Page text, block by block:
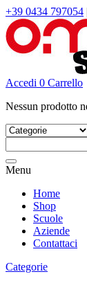
+39 0434 797054
Accedi 0 Carrello
Nessun prodotto
Menu
Home
Shop
Scuole
Aziende
Contattaci
Categorie